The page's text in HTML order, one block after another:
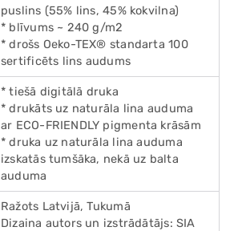
puslins (55% lins, 45% kokvilna)
* blīvums ~ 240 g/m2
* drošs Oeko-TEX® standarta 100
sertificēts lins audums
* tiešā digitālā druka
* drukāts uz naturāla lina auduma
ar ECO-FRIENDLY pigmenta krāsām
* druka uz naturāla lina auduma
izskatās tumšāka, nekā uz balta
auduma
Ražots Latvijā, Tukumā
Dizaina autors un izstrādātājs: SIA